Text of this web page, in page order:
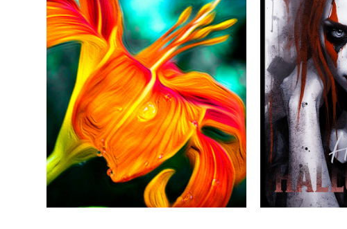
LUCIFER FLOWER
2013